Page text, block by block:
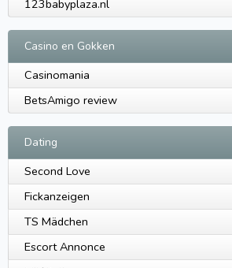
123babyplaza.nl
Casino en Gokken
Casinomania
BetsAmigo review
Dating
Second Love
Fickanzeigen
TS Mädchen
Escort Annonce